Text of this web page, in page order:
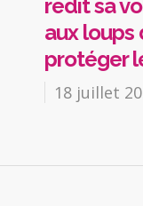
redit sa
aux loups
protéger
18 juillet